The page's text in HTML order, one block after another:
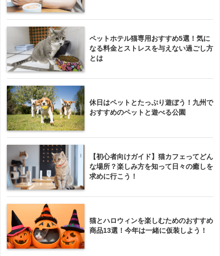
ペットホテル猫専用おすすめ5選！気に
なる料金とストレスを与えない過ごし方
とは
休日はペットとたっぷり遊ぼう！九州で
おすすめのペットと遊べる公園
【初心者向けガイド】猫カフェってどん
な場所？楽しみ方を知って日々の癒しを
求めに行こう！
猫とハロウィンを楽しむためのおすすめ
商品13選！今年は一緒に仮装しよう！